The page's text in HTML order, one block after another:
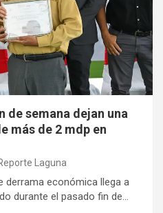
de semana dejan una
más de 2 mdp en
Laguna
derrama económica llega a
durante el pasado fin de…